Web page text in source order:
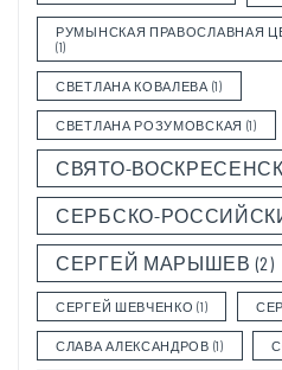
РУМЫНСКАЯ ПРАВОСЛАВНАЯ
(1)
СВЕТЛАНА КОВАЛЕВА (1)
СВЕТЛАНА РОЗУМОВСКАЯ (1)
СВЯТО-
СЕРБСКО-
СЕРГЕЙ МАРЫШЕВ (2)
СЕРГЕЙ ШЕВЧЕНКО (1)
СЛАВА АЛЕКСАНДРОВ (1)